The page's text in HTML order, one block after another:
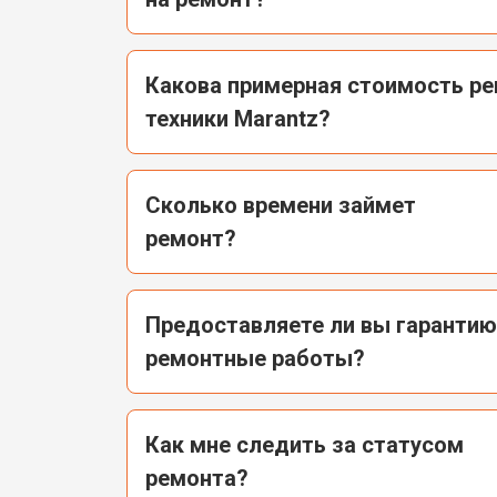
Какова примерная стоимость
техники Marantz?
Сколько времени займет
ремонт?
Предоставляете ли вы
ремонтные работы?
Как мне следить за статусом
ремонта?